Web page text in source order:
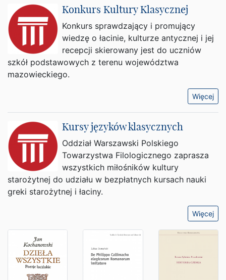
Konkurs Kultury Klasycznej
Konkurs sprawdzający i promujący
wiedzę o łacinie, kulturze antycznej i jej
recepcji skierowany jest do uczniów
szkół podstawowych z terenu województwa
mazowieckiego.
Więcej
Kursy języków klasycznych
Oddział Warszawski Polskiego
Towarzystwa Filologicznego zaprasza
wszystkich miłośników kultury
starożytnej do udziału w bezpłatnych kursach nauki
greki starożytnej i łaciny.
Więcej